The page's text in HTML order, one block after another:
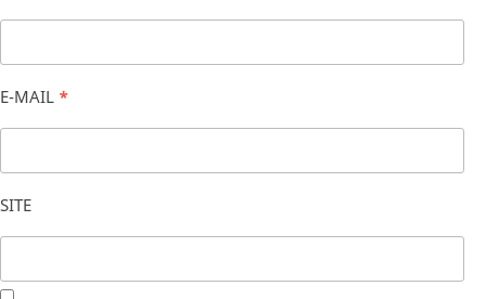
E-MAIL *
SITE